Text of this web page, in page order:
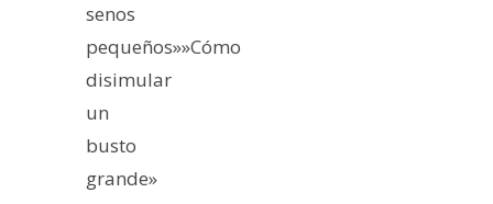
senos
pequeños»»Cómo
disimular
un
busto
grande»